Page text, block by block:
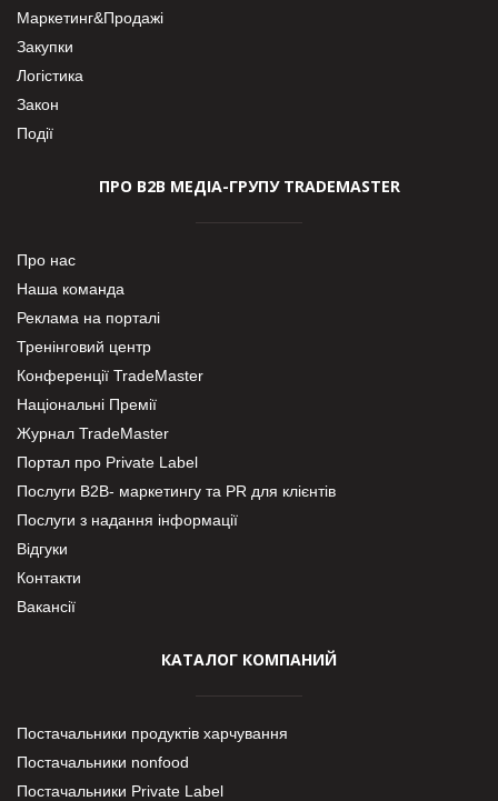
Маркетинг&Продажі
Закупки
Логістика
Закон
Події
ПРО В2В МЕДІА-ГРУПУ TRADEMASTER
Про нас
Наша команда
Реклама на порталі
Тренінговий центр
Конференції TradeMaster
Національні Премії
Журнал TradeMaster
Портал про Private Label
Послуги В2В- маркетингу та PR для клієнтів
Послуги з надання інформації
Відгуки
Контакти
Вакансії
КАТАЛОГ КОМПАНИЙ
Постачальники продуктів харчування
Постачальники nonfood
Постачальники Private Label